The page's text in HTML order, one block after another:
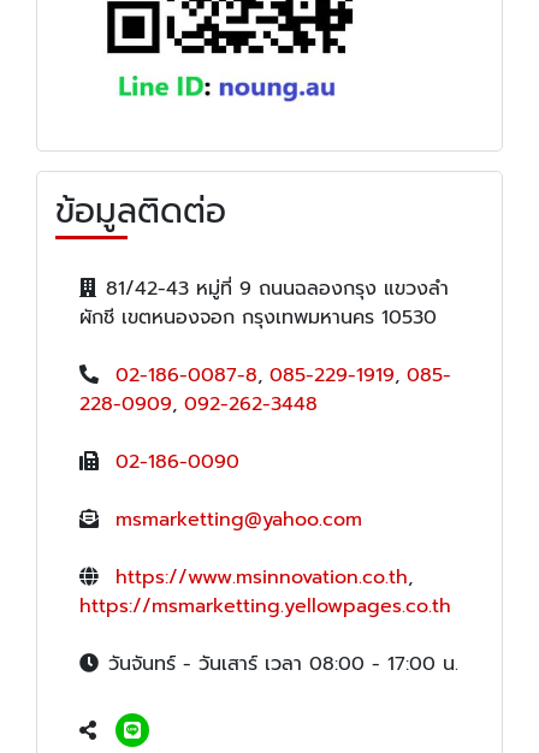
ข้อมูลติดต่อ
81/42-43 หมู่ที่ 9 ถนนฉลองกรุง แขวงลำ
ผักชี เขตหนองจอก กรุงเทพมหานคร 10530
02-186-0087-8, 085-229-1919, 085-
228-0909, 092-262-3448
02-186-0090
msmarketting@yahoo.com
https://www.msinnovation.co.th,
https://msmarketting.yellowpages.co.th
วันจันทร์ - วันเสาร์ เวลา 08:00 - 17:00 น.